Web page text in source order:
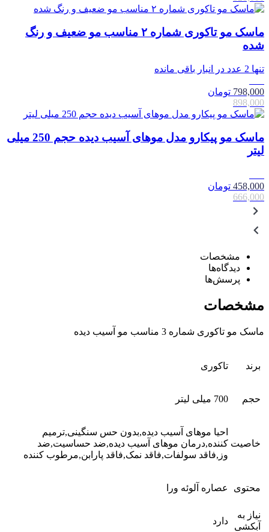
ماسک مو تاکوری شماره ۲ مناسب مو ضعیف و رنگ
شده
تنها 2 عدد در انبار باقی مانده
798,000 تومان
898,000
ماسک مو پیکارو مدل موهای آسیب دیده حجم 250 میلی
لیتر
458,000 تومان
666,000
مشخصات
دیدگاه‌ها
پرسش‌ها
مشخصات
ماسک مو تاکوری شماره 3 مناسب مو آسیب دیده
برند تاکوری
حجم 700 میلی لیتر
خاصیت
احیا موهای آسیب دیده,بدون حس سنگینی,ترمیم
کننده,درمان موهای آسیب دیده,ضد حساسیت,ضد
وز,فاقد سولفات,فاقد نمک,فاقد پارابن,مرطوب کننده
محتوی عصاره آلوئه ورا
نیاز به
آبکشی
دارد